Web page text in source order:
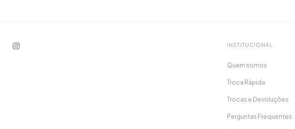
INSTITUCIONAL
Quem somos
Troca Rápida
Trocas e Devoluções
Perguntas Frequentes